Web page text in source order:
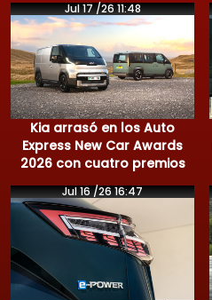
Jul 17 /26 11:48
Kia arrasó en los Auto
Express New Car Awards
2026 con cuatro premios
Jul 16 /26 16:47